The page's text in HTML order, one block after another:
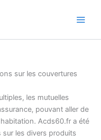
sur les couvertures
les mutuelles
pouvant aller de
habitation. Acds60.fr a été
sur les divers produits